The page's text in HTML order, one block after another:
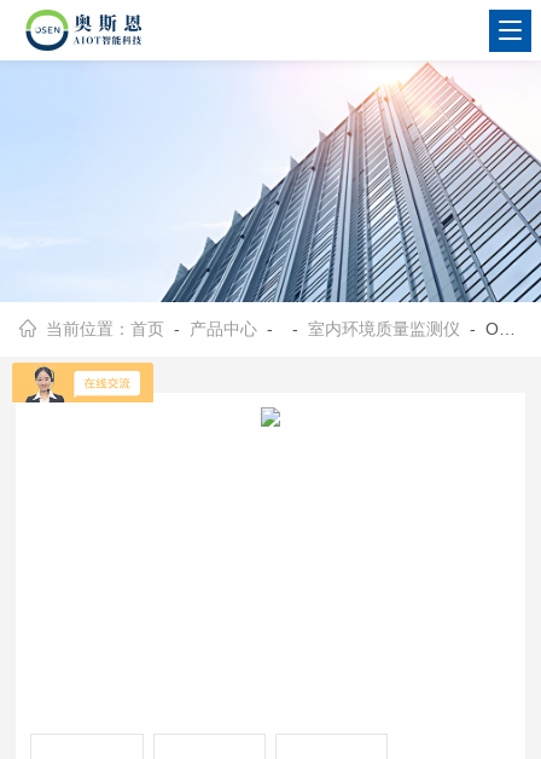
当前位置：首页 - 产品中心 - -室内环境质量监测仪 - OSEN-SN10月子中心室内多合一空气监测仪器4G无线传输